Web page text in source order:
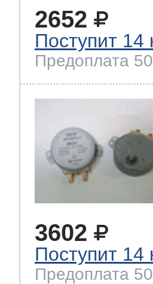
2652
Поступит 14
Предоплата
3602
Поступит 14
Предоплата